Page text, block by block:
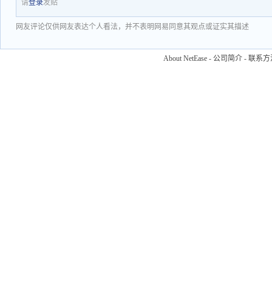
请登录发贴
网友评论仅供网友表达个人看法，并不表明网易同意其观点或证实其描述
About NetEase - 公司简介 - 联系方